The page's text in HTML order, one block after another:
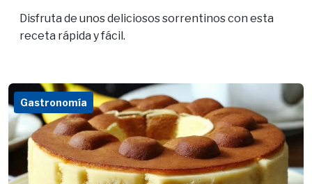
Disfruta de unos deliciosos sorrentinos con esta
receta rápida y fácil.
Gastronomía